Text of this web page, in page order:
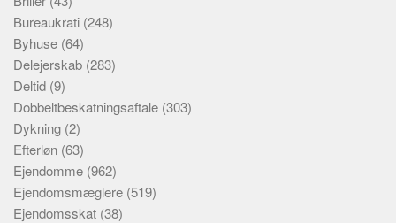
Bureaukrati (248)
Byhuse (64)
Delejerskab (283)
Deltid (9)
Dobbeltbeskatningsaftale (303)
Dykning (2)
Efterløn (63)
Ejendomme (962)
Ejendomsmæglere (519)
Ejendomsskat (38)